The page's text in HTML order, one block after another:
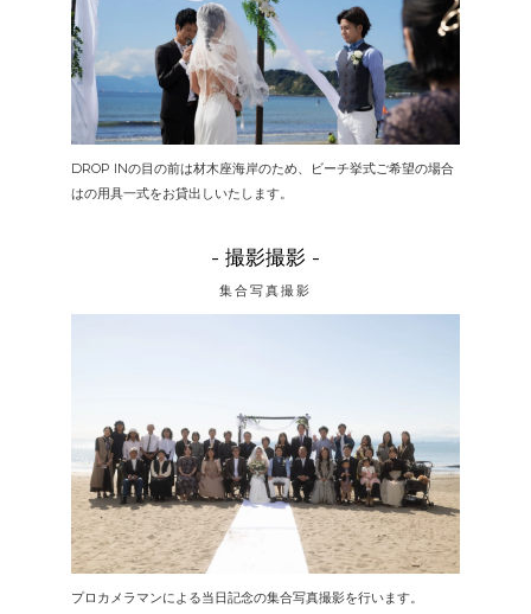
DROP INの目の前は材木座海岸のため、ビーチ挙式ご希望の場合
はの用具一式をお貸出しいたします。
- 撮影撮影 -
集合写真撮影
プロカメラマンによる当日記念の集合写真撮影を行います。